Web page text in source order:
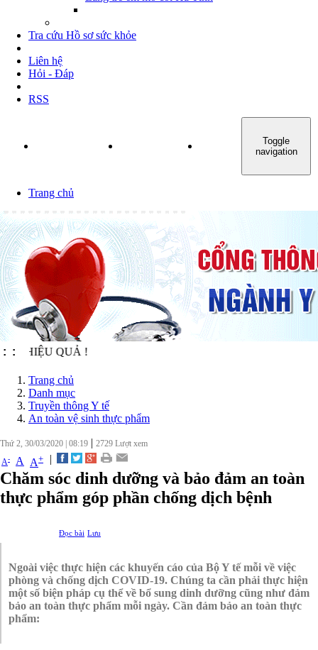
Tra cứu Hồ sơ sức khỏe
Liên hệ
Hỏi - Đáp
RSS
TIN TỨC - SỰ KIỆN
Toggle
navigation
Trang chủ
: : QUẢ !
Trang chủ
Danh mục
Truyền thông Y tế
An toàn vệ sinh thực phẩm
Thứ 2, 30/03/2020 08:19 | 2729 Lượt xem
A- A A+ |
Chăm sóc dinh dưỡng và bảo đảm an toàn
thực phẩm góp phần chống dịch bệnh
Đọc bài Lưu
Ngoài việc thực hiện các khuyến cáo của Bộ Y tế mỗi về việc
phòng và chống dịch COVID-19. Chúng ta cần phải thực hiện
một số biện pháp cụ thể về bổ sung dinh dưỡng cũng như đảm
bảo an toàn thực phẩm mỗi ngày. Cần đảm bảo an toàn thực
phẩm: